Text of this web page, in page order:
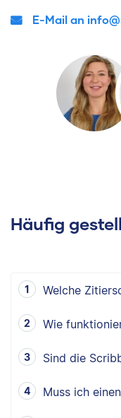
E-Mail an
Häufig
Welche
Wie
Sind die
Muss ich